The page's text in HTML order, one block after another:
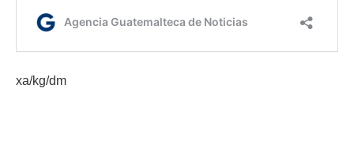
xa/kg/dm